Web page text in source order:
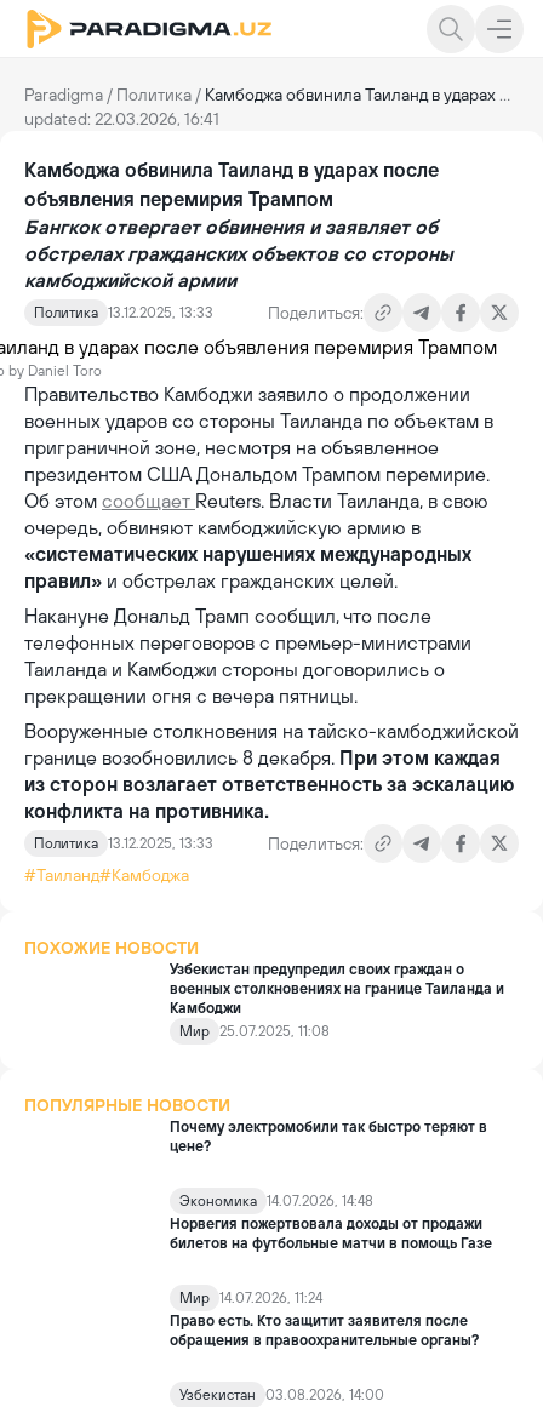
Paradigma / Политика / Камбоджа обвинила Таиланд в ударах после объявления перемирия Трампом
updated: 22.03.2026, 16:41
Камбоджа обвинила Таиланд в ударах после
объявления перемирия Трампом
Бангкок отвергает обвинения и заявляет об
обстрелах гражданских объектов со стороны
камбоджийской армии
Политика 13.12.2025, 13:33 Поделиться:
by Daniel Toro
Правительство Камбоджи заявило о продолжении
военных ударов со стороны Таиланда по объектам в
приграничной зоне, несмотря на объявленное
президентом США Дональдом Трампом перемирие.
Об этом сообщает Reuters. Власти Таиланда, в свою
очередь, обвиняют камбоджийскую армию в
«систематических нарушениях международных
правил» и обстрелах гражданских целей.
Накануне Дональд Трамп сообщил, что после
телефонных переговоров с премьер-министрами
Таиланда и Камбоджи стороны договорились о
прекращении огня с вечера пятницы.
Вооруженные столкновения на тайско-камбоджийской
границе возобновились 8 декабря. При этом каждая
из сторон возлагает ответственность за эскалацию
конфликта на противника.
Политика 13.12.2025, 13:33
Поделиться:
#Таиланд#Камбоджа
ПОХОЖИЕ НОВОСТИ
Узбекистан предупредил своих граждан о
военных столкновениях на границе Таиланда и
Камбоджи
Мир 25.07.2025, 11:08
ПОПУЛЯРНЫЕ НОВОСТИ
Почему электромобили так быстро теряют в
цене?
Экономика 14.07.2026, 14:48
Норвегия пожертвовала доходы от продажи
билетов на футбольные матчи в помощь Газе
Мир 14.07.2026, 11:24
Право есть. Кто защитит заявителя после
обращения в правоохранительные органы?
Узбекистан 03.08.2026, 14:00